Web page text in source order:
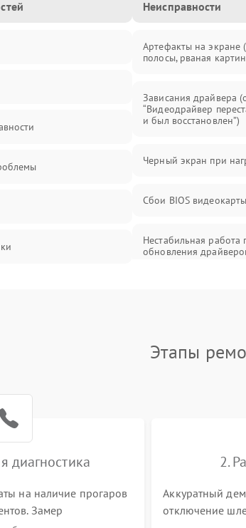
Неисправности
Артефакты на экране
полосы, рваная
Зависания драйвера
“Видеодрайвер
и был восстановлен”)
Черный экран при
Сбои BIOS видеокарты
Нестабильная работа
обновления
Этапы
диагностика
на наличие прогаров
Замер
2.
Аккуратный
отключение